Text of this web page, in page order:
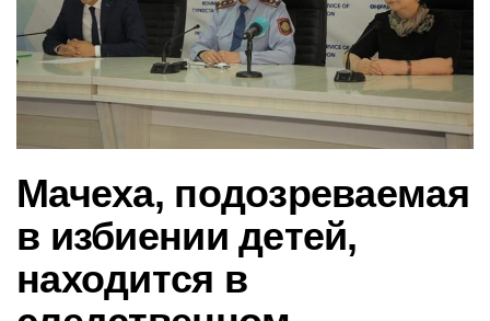
Мачеха, подозреваемая
в избиении детей,
находится в